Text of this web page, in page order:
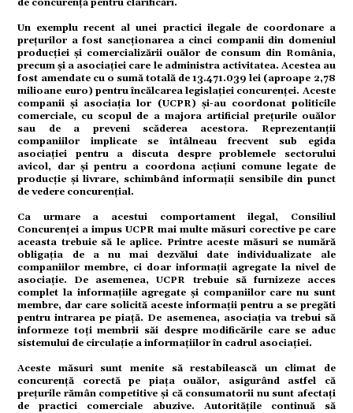
de concurență pentru clarificări.
Un exemplu recent al unei practici ilegale de coordonare a
prețurilor a fost sancționarea a cinci companii din domeniul
producției și comercializării ouălor de consum din România,
precum și a asociației care le administra activitatea. Acestea au
fost amendate cu o sumă totală de 13.471.039 lei (aproape 2,78
milioane euro) pentru încălcarea legislației concurenței. Aceste
companii și asociația lor (UCPR) și-au coordonat politicile
comerciale, cu scopul de a majora artificial prețurile ouălor
sau de a preveni scăderea acestora. Reprezentanții
companiilor implicate se întâlneau frecvent sub egida
asociației pentru a discuta despre problemele sectorului
avicol, dar și pentru a coordona acțiuni comune legate de
producție și livrare, schimbând informații sensibile din punct
de vedere concurențial.
Ca urmare a acestui comportament ilegal, Consiliul
Concurenței a impus UCPR mai multe măsuri corective pe care
aceasta trebuie să le aplice. Printre aceste măsuri se numără
obligația de a nu mai dezvălui date individualizate ale
companiilor membre, ci doar informații agregate la nivel de
asociație. De asemenea, UCPR trebuie să furnizeze acces
complet la informațiile agregate și companiilor care nu sunt
membre, dar care solicită aceste informații pentru a se pregăti
pentru intrarea pe piață. De asemenea, asociația va trebui să
informeze toți membrii săi despre modificările care se aduc
sistemului de circulație a informațiilor în cadrul asociației.
Aceste măsuri sunt menite să restabilească un climat de
concurență corectă pe piața ouălor, asigurând astfel că
prețurile rămân competitive și că consumatorii nu sunt afectați
de practici comerciale abuzive. Autoritățile continuă să